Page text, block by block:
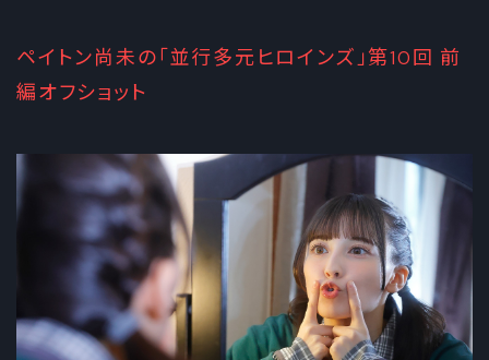
ペイトン尚未の「並行多元ヒロインズ」第10回 前
編オフショット